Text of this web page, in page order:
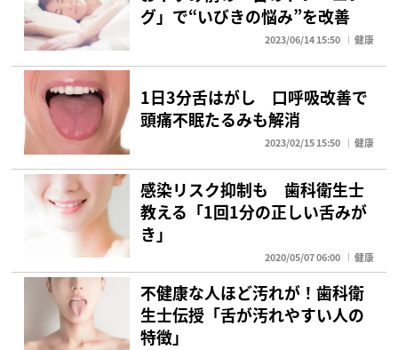
グ」で“いびきの悩み”を改善
2023/06/14 15:50 健康
1日3分舌はがし 口呼吸改善で
頭痛不眠たるみも解消
2023/02/15 15:50 健康
感染リスク抑制も 歯科衛生士
教える「1回1分の正しい舌みが
き」
2020/05/07 06:00 健康
不健康な人ほど汚れが！歯科衛
生士伝授「舌が汚れやすい人の
特徴」